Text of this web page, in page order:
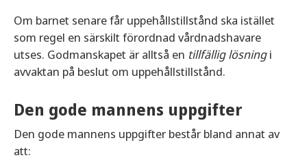
Om barnet senare får uppehållstillstånd ska istället
som regel en särskilt förordnad vårdnadshavare
utses. Godmanskapet är alltså en tillfällig lösningi
avvaktan på beslut om uppehållstillstånd.
Den gode mannens uppgifter
Den gode mannens uppgifter består bland annat av
att: